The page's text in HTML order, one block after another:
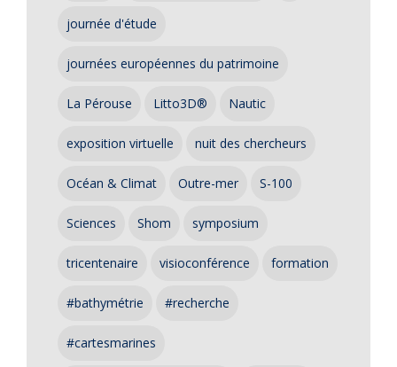
journée d'étude
journées européennes du patrimoine
La Pérouse Litto3D® Nautic
exposition virtuelle nuit des chercheurs
Océan & Climat Outre-mer S-100
Sciences Shom symposium
tricentenaire visioconférence formation
#bathymétrie #recherche
#cartesmarines